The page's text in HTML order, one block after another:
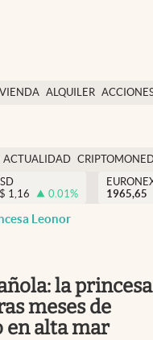
ALQUILER
USA
ACTUALIDAD
$ 1,16 0.01%
1965,65
Leonor
la princesa
meses de
en alta mar